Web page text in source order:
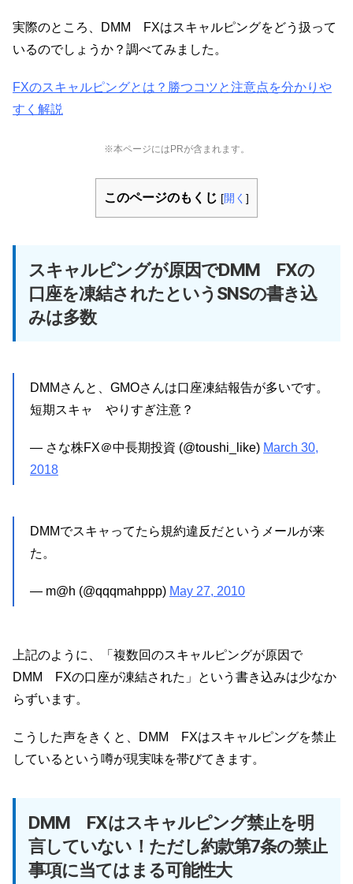
実際のところ、DMM FXはスキャルピングをどう扱って
いるのでしょうか？調べてみました。
FXのスキャルピングとは？勝つコツと注意点を分かりや
すく解説
※本ページにはPRが含まれます。
このページのもくじ [開く ]
スキャルピングが原因でDMM FXの
口座を凍結されたというSNSの書き込
みは多数
DMMさんと、GMOさんは口座凍結報告が多いです。
短期スキャ やりすぎ注意？
— さな株FX＠中長期投資 (@toushi_like) March 30,
2018
DMMでスキャってたら規約違反だというメールが来
た。
— m@h (@qqqmahppp) May 27, 2010
上記のように、「複数回のスキャルピングが原因で
DMM FXの口座が凍結された」という書き込みは少なか
らずいます。
こうした声をきくと、DMM FXはスキャルピングを禁止
しているという噂が現実味を帯びてきます。
DMM FXはスキャルピング禁止を明
言していない！ただし約款第7条の禁止
事項に当てはまる可能性大